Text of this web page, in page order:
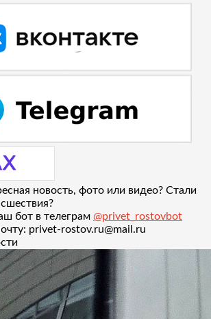
новость, фото или видео? Стали
бот в телеграм @privet_rostovbot
privet-rostov.ru@mail.ru